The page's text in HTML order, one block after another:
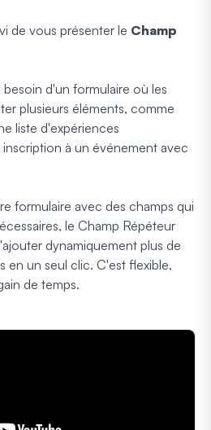
de vous présenter le Champ
d'un formulaire où les
plusieurs éléments, comme
liste d'expériences
à un événement avec
formulaire avec des champs qui
le Champ Répéteur
dynamiquement plus de
en un seul clic. C'est flexible,
de temps.